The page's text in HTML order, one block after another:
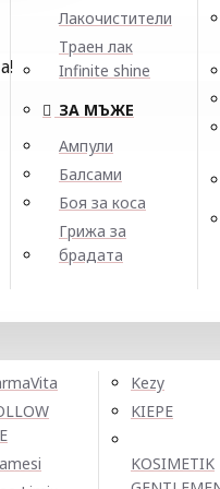
Лакочистители
Траен лак
Infinite shine
ЗА МЪЖЕ
Ампули
Балсами
Боя за коса
Грижа за
брадата
Kezy
KIEPE
KOSIMETIK